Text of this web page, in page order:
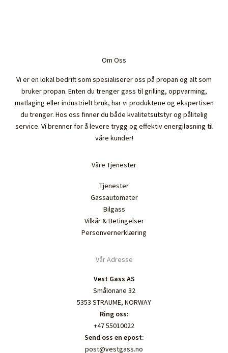
Om Oss
Vi er en lokal bedrift som spesialiserer oss på propan og alt som
bruker propan. Enten du trenger gass til grilling, oppvarming,
matlaging eller industrielt bruk, har vi produktene og ekspertisen
du trenger. Hos oss finner du både kvalitetsutstyr og pålitelig
service. Vi brenner for å levere trygg og effektiv energiløsning til
våre kunder!
Våre Tjenester
Tjenester
Gassautomater
Bilgass
Vilkår & Betingelser
Personvernerklæring
Vår Adresse
Vest Gass AS
Smålonane 32
5353 STRAUME, NORWAY
Ring oss:
+47 55010022
Send oss en epost:
post@vestgass.no